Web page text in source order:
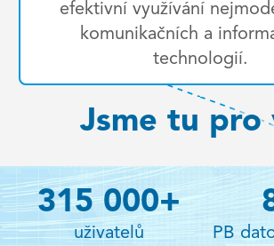
efektivní využívání
komunikačních a
technologií.
Jsme tu pro
450 000+
uživatelů PB